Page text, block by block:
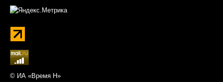
© ИА «Время Н»